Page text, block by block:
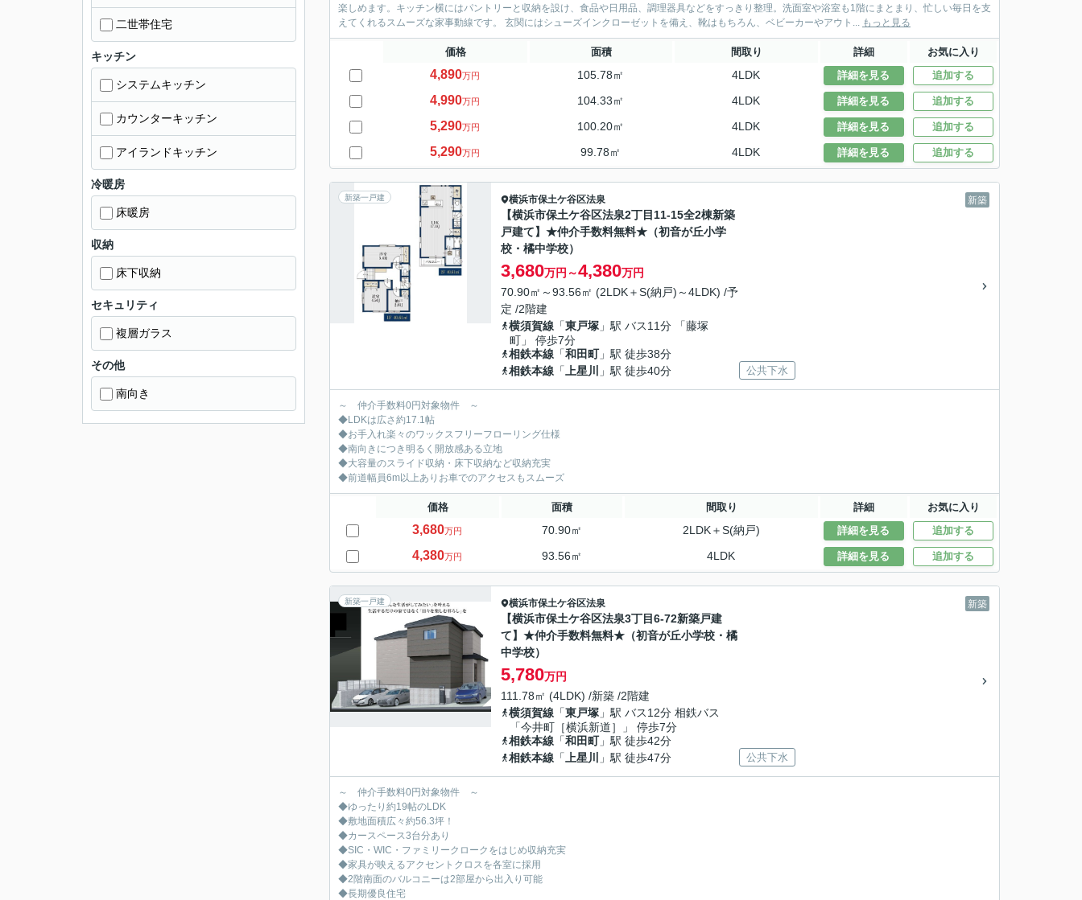
楽しめます。キッチン横にはパントリーと収納を設け、食品や日用品、調理器具などをすっきり整理。洗面室や浴室も1階にまとまり、忙しい毎日を支
えてくれるスムーズな家事動線です。 玄関にはシューズインクローゼットを備え、靴はもちろん、ベビーカーやアウト... もっと見る
価格 面積 間取り 詳細 お気に入り
4,890万円 105.78㎡ 4LDK 詳細を見る 追加する
4,990万円 104.33㎡ 4LDK 詳細を見る 追加する
5,290万円 100.20㎡ 4LDK 詳細を見る 追加する
5,290万円 99.78㎡ 4LDK 詳細を見る 追加する
新築一戸建 新築
横浜市保土ケ谷区法泉
【横浜市保土ケ谷区法泉2丁目11-15全2棟新築
戸建て】★仲介手数料無料★（初音が丘小学
校・橘中学校）
3,680万円～4,380万円
70.90㎡～93.56㎡ (2LDK＋S(納戸)～4LDK) /予
定 /2階建
横須賀線 「東戸塚 」駅 バス11分 「藤塚
町」 停歩7分
相鉄本線 「和田町」駅 徒歩38分
相鉄本線 「 上星川 」駅 徒歩40分 公共下水
～ 仲介手数料0円対象物件 ～
◆LDKは広さ約17.1帖
◆お手入れ楽々のワックスフリーフローリング仕様
◆南向きにつき明るく開放感ある立地
◆大容量のスライド収納・床下収納など収納充実
◆前道幅員6m以上ありお車でのアクセスもスムーズ
価格 面積 間取り 詳細 お気に入り
3,680万円 70.90㎡ 2LDK＋S(納戸) 詳細を見る 追加する
4,380万円 93.56㎡ 4LDK 詳細を見る 追加する
新築一戸建 新築
横浜市保土ケ谷区法泉
【横浜市保土ケ谷区法泉3丁目6-72新築戸建
て】★仲介手数料無料★（初音が丘小学校・橘
中学校）
5,780万円
111.78㎡ (4LDK) /新築 /2階建
横須賀線 「東戸塚 」駅 バス12分 相鉄バス
「今井町［横浜新道］」 停歩7分
相鉄本線 「和田町」駅 徒歩42分
相鉄本線 「 上星川 」駅 徒歩47分 公共下水
～ 仲介手数料0円対象物件 ～
◆ゆったり約19帖のLDK
◆敷地面積広々約56.3坪！
◆カースペース3台分あり
◆SIC・WIC・ファミリークロークをはじめ収納充実
◆家具が映えるアクセントクロスを各室に採用
◆2階南面のバルコニーは2部屋から出入り可能
◆長期優良住宅
二世帯住宅
キッチン
システムキッチン
カウンターキッチン
アイランドキッチン
冷暖房
床暖房
収納
床下収納
セキュリティ
複層ガラス
その他
南向き